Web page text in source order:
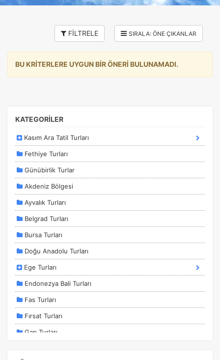
FİLTRELE
BU KRİTERLERE UYGUN BİR ÖNERİ BULUNAMADI.
KATEGORİLER
Kasım Ara Tatil Turları
Fethiye Turları
Günübirlik Turlar
Akdeniz Bölgesi
Ayvalık Turları
Belgrad Turları
Bursa Turları
Doğu Anadolu Turları
Ege Turları
Endonezya Bali Turları
Fas Turları
Fırsat Turları
Gap Turları